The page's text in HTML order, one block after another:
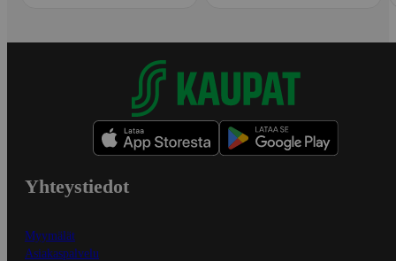
Yhteystiedot
Myymälät
Asiakaspalvelu